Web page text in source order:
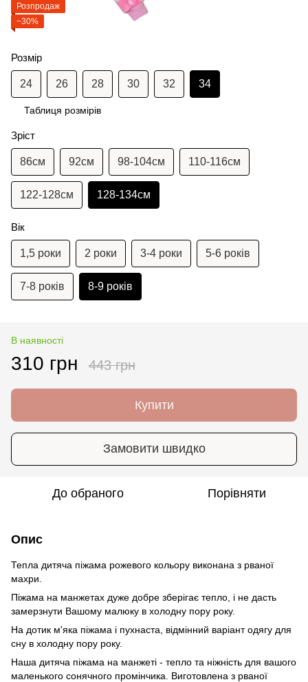
Розпродаж
−30%
Розмір
24 26 28 30 32 34
Таблиця розмірів
Зріст
86см 92см 98-104см 110-116см
122-128см 128-134см
Вік
1,5 роки 2 роки 3-4 роки 5-6 років
7-8 років 8-9 років
В наявності
310 грн 443 грн
Купити
Замовити швидко
До обраного Порівняти
Опис
Тепла дитяча піжама рожевого кольору виконана з рваної
махри.
Піжама на манжетах дуже добре зберігає тепло, і не дасть
замерзнути Вашому малюку в холодну пору року.
На дотик м'яка піжама і пухнаста, відмінний варіант одягу для
сну в холодну пору року.
Наша дитяча піжама на манжеті - тепло та ніжність для вашого
маленького сонячного промінчика. Виготовлена з рваної